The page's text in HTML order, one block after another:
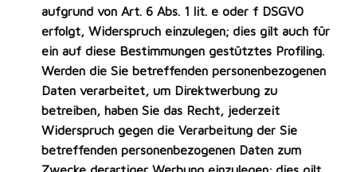
aufgrund von Art. 6 Abs. 1 lit. e oder f DSGVO
erfolgt, Widerspruch einzulegen; dies gilt auch für
ein auf diese Bestimmungen gestütztes Profiling.
Werden die Sie betreffenden personenbezogenen
Daten verarbeitet, um Direktwerbung zu
betreiben, haben Sie das Recht, jederzeit
Widerspruch gegen die Verarbeitung der Sie
betreffenden personenbezogenen Daten zum